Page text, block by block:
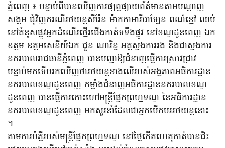
ភ្នំពេញ ៖ បន្ទាប់ពីបានឃើញការផ្សព្វផ្សាយព័ត៌មានតាមបណ្តាញ
សង្គម ជុំវិញករណីរថយន្តសឺរ៉ែន ម៉ាកកាមារីបាឡែន ពណ៌ខ្មៅ ឈប់
នៅគំនូសផ្លូវអ្នកដំណើរថ្មើរជើងកាត់ទទឹងផ្លូវ នៅខណ្ឌដូនពេញ ឯក
ឧត្តម ឧត្តមសេនីយ៍ឯក ជួន ណារិន្ទ អគ្គស្នងការរង និងជាស្នងការ
នគរបាលរាជធានីភ្នំពេញ បានបញ្ជាឱ្យជំនាញធ្វើការស្រាវជ្រាវ
បន្ទាប់មកទើបរកឃើញថារថយន្តខាងលើរបស់អង្គភាពអធិការដ្ឋាន
នគរបាលខណ្ឌដូនពេញ កម្លាំងជំនាញអធិការដ្ឋាននគរបាលខណ្ឌ
ដូនពេញ បានធ្វើការកោះហៅមន្ត្រីផ្នែកព្រហ្មទណ្ឌ នៃអធិការដ្ឋាន
នគរបាលខណ្ឌដូនពេញ មកសួរនាំដែលជាអ្នកបើកបររថយន្តនោះ
។
តាមការបំភ្លឺរបស់មន្ត្រីផ្នែកព្រហ្មទណ្ឌ នៅថ្ងៃកើតហេតុគាត់បានជិះ